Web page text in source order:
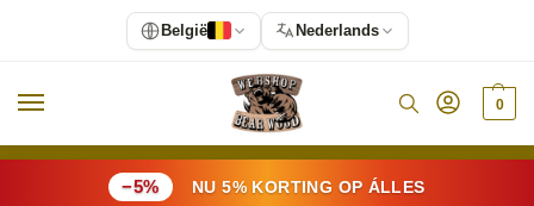
0
−5% NU 5% KORTING OP ÁLLES
België Nederlands